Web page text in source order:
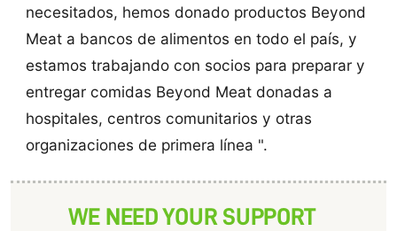
necesitados, hemos donado productos Beyond
Meat a bancos de alimentos en todo el país, y
estamos trabajando con socios para preparar y
entregar comidas Beyond Meat donadas a
hospitales, centros comunitarios y otras
organizaciones de primera línea ".
WE NEED YOUR SUPPORT